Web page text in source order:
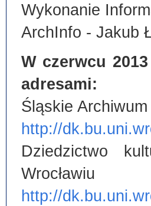
Wykonanie
ArchInfo - Jakub
W czerwcu
adresami:
Śląskie
http://
Dziedzictwo
Wrocławiu
http://